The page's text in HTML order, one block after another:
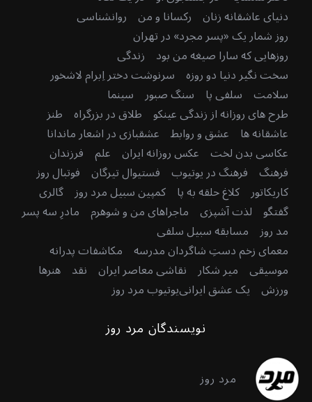
دنیای عاشقانه زنان رکسانا و من روانشناسی
روز شمار یک «پسر مجرد» در تهران
روزهایی که سارا صیغه من بود زندگی
سخت نگیر دنیا دو روزه سرنوشت دختر اِبرام لاشخور
سلامت سلفی پا سنگ صبور سینما
طرح های روزانه از زندگی عینکو طلاق در بزرگراه طنز
عاشقانه ها عشق و روابط عشقبازی در اشعار ماندانا
عکاسی بدن لخت عکس روزانه ایران علم فرزندان
فرهنگ فرهنگ در یوتیوب فستیوال تیرگان فوتبال روز
کاریکاتور کلاغ حلقه به پا کمپین سبیل مرد روز گالری
گفتگو لذت آشپزی ماجراهای من و شوهرم مادرِ سه پسر
مد روز مسابقه سبیل سلفی
معمای زخم دستِ شاگردان مدرسه مکاشفات پدرانه
موسیقی میر شکار نقاشی معاصر ایران نقد هنرها
ورزش یک عشق ایرانییوتیوب مرد روز
نویسندگان مرد روز
مرد روز